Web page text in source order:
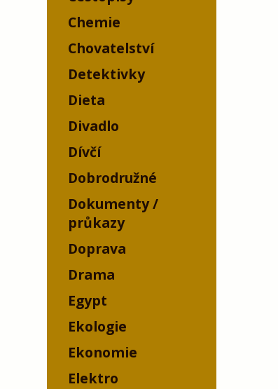
Chemie
Chovatelství
Detektivky
Dieta
Divadlo
Dívčí
Dobrodružné
Dokumenty /
průkazy
Doprava
Drama
Egypt
Ekologie
Ekonomie
Elektro